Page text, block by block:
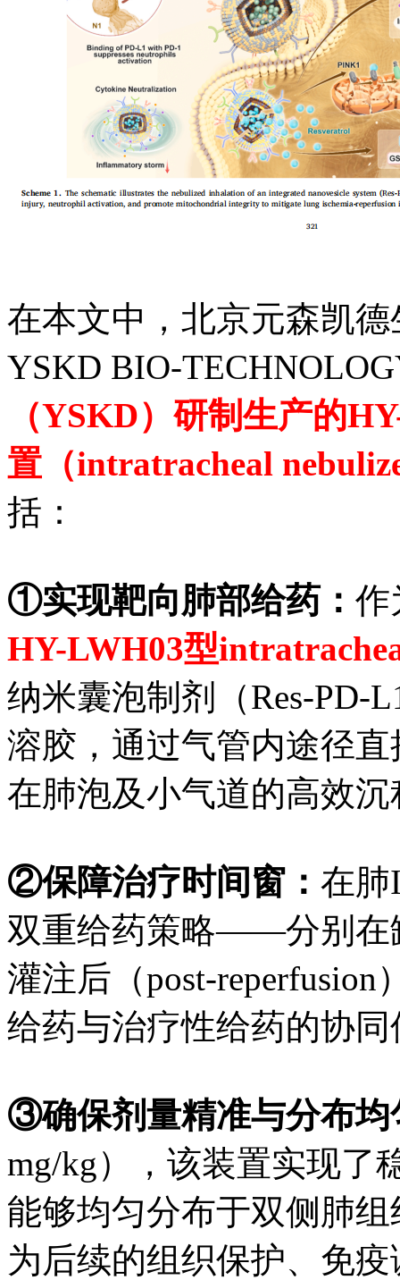
在本文中， 北京元森凯
YSKD BIO-
（YSKD）研制生产的HY
置（intratracheal
括：
①实现靶向肺部给药： 作
HY-LWH03型
纳米囊泡制剂（Res-PD-
溶胶，通过气管内途径
在肺泡及小气道的高效沉
②保障治疗时间窗： 在肺
双重给药策略——分别在
灌注后（post-
给药与治疗性给药的协
③确保剂量精准与分布均
mg/kg），该装置实现了
能够均匀分布于双侧肺组
为后续的组织保护、免